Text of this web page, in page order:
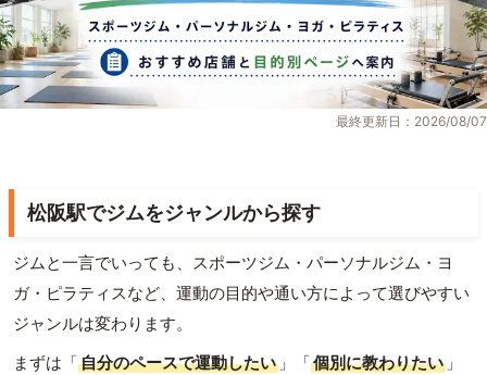
最終更新日：2026/08/07
松阪駅でジムをジャンルから探す
ジムと一言でいっても、スポーツジム・パーソナルジム・ヨ
ガ・ピラティスなど、運動の目的や通い方によって選びやすい
ジャンルは変わります。
まずは「自分のペースで運動したい 」「個別に教わりたい 」